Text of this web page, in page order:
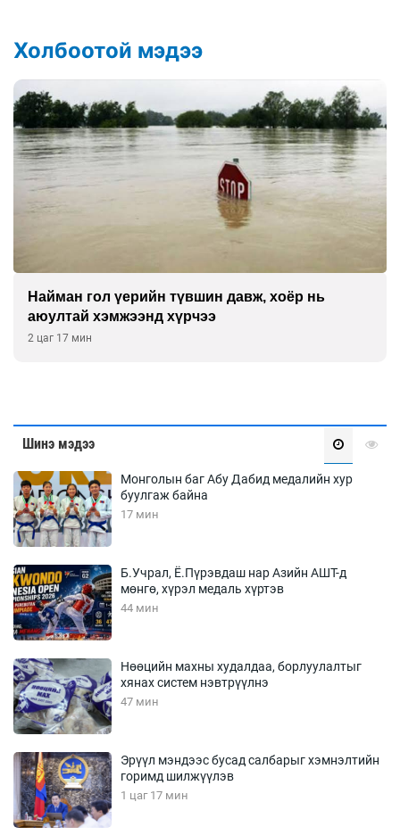
Холбоотой мэдээ
Найман гол үерийн түвшин давж, хоёр нь
аюултай хэмжээнд хүрчээ
2 цаг 17 мин
Шинэ мэдээ
Монголын баг Абу Дабид медалийн хур
буулгаж байна
17 мин
Б.Учрал, Ё.Пүрэвдаш нар Азийн АШТ-д
мөнгө, хүрэл медаль хүртэв
44 мин
Нөөцийн махны худалдаа, борлуулалтыг
хянах систем нэвтрүүлнэ
47 мин
Эрүүл мэндээс бусад салбарыг хэмнэлтийн
горимд шилжүүлэв
1 цаг 17 мин